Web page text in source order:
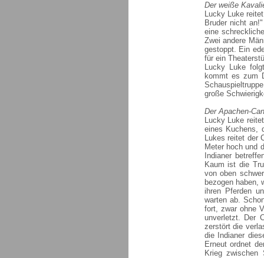
Der weiße
Lucky Luke
Bruder nicht
eine
Zwei andere
gestoppt. Ein
für ein
Lucky Luke
kommt es zum
große
Der Apachen-
Lucky Luke
eines Kuchens,
Lukes reitet der
Meter hoch und
Indianer
Kaum ist die
von oben
bezogen haben,
ihren Pferden
warten ab.
fort, zwar ohne
unverletzt. Der
zerstört die
die Indianer
Erneut ordnet
Krieg zwischen